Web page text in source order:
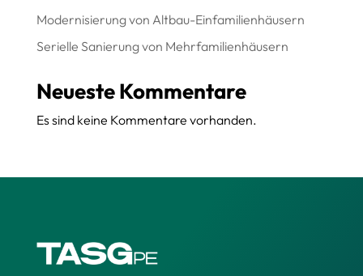
Modernisierung von Altbau-Einfamilienhäusern
Serielle Sanierung von Mehrfamilienhäusern
Neueste Kommentare
Es sind keine Kommentare vorhanden.